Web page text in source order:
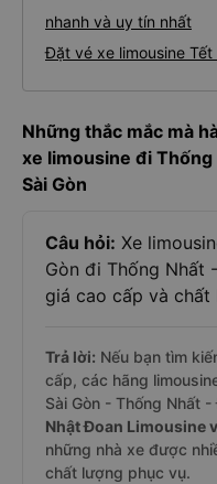
nhanh và uy tín nhất
Đặt vé xe limousine
Những thắc mắc mà
xe limousine đi
Sài Gòn
Câu hỏi: Xe
Gòn đi Thống Nhất
giá cao cấp và chất
Trả lời: Nếu bạn tìm
cấp, các hãng
Sài Gòn - Thống Nhất -
Nhật Đoan Limousine
những nhà xe được
chất lượng phục vụ.